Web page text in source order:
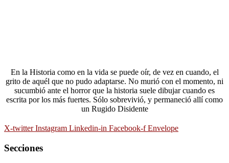
En la Historia como en la vida se puede oír, de vez en cuando, el
grito de aquél que no pudo adaptarse. No murió con el momento, ni
sucumbió ante el horror que la historia suele dibujar cuando es
escrita por los más fuertes. Sólo sobrevivió, y permaneció allí como
un Rugido Disidente
X-twitter Instagram Linkedin-in Facebook-f Envelope
Secciones